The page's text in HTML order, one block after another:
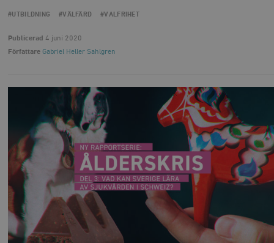
#UTBILDNING #VÄLFÄRD #VALFRIHET
Publicerad 4 juni 2020
Författare Gabriel Heller Sahlgren